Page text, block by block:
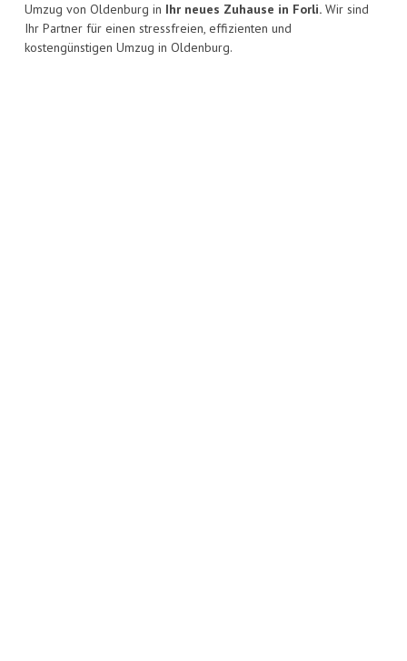
Umzug von Oldenburg in Ihr neues Zuhause in Forli. Wir sind
Ihr Partner für einen stressfreien, effizienten und
kostengünstigen Umzug in Oldenburg.